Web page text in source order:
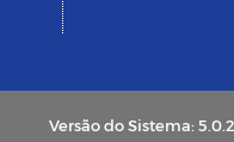
Versão do Sistema: